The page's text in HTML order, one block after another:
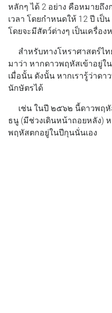
หลักๆ ได้ 2 อย่าง คือหมายถึ
เวลา โดยกำหนดให้ 12 ปี เป็
โดยจะมีสัตว์ต่างๆ เป็นเครื่อ
สำหรับทางโหราศาสตร์ไ
มาว่า หากดาวพฤหัสเข้าอยู่ใ
เมื่อนั้น ดังนั้น หากเรารู้ว่าด
นักษัตรได้
เช่น ในปี ๒๕๖๒ นี้ดาวพฤหั
ธนู (มีช่วงเดินหน้าถอยหลัง)
พฤหัสตกอยู่ในปีกุนนั่นเอง